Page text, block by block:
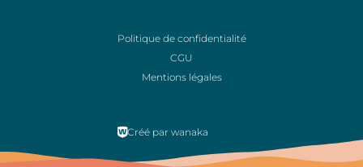
Nos expertisesPolitique de confidentialité
CGU
Mentions légales
Créé par wanaka